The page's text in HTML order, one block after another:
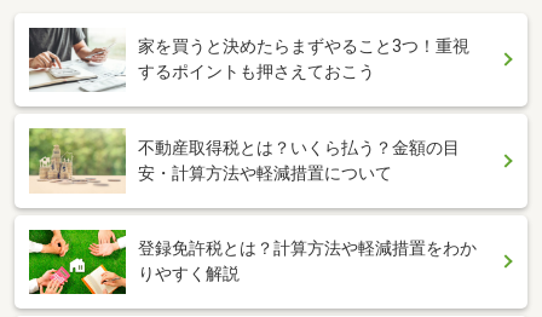
家を買うと決めたらまずやること3つ！重視
するポイントも押さえておこう
不動産取得税とは？いくら払う？金額の目
安・計算方法や軽減措置について
登録免許税とは？計算方法や軽減措置をわか
りやすく解説